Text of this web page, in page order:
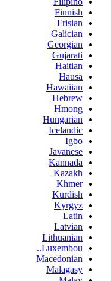
Finnish
Frisian
Galician
Georgian
Gujarati
Haitian
Hausa
Hawaiian
Hebrew
Hmong
Hungarian
Icelandic
Igbo
Javanese
Kannada
Kazakh
Khmer
Kurdish
Kyrgyz
Latin
Latvian
Lithuanian
Luxembou..
Macedonian
Malagasy